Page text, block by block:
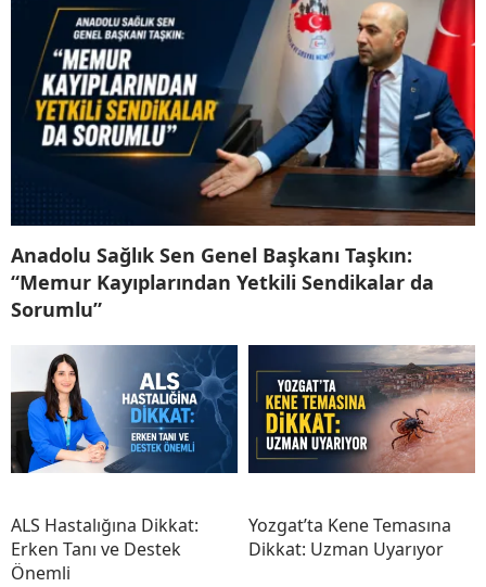
Anadolu Sağlık Sen Genel Başkanı Taşkın:
“Memur Kayıplarından Yetkili Sendikalar da
Sorumlu”
ALS Hastalığına Dikkat:
Erken Tanı ve Destek
Önemli
Yozgat’ta Kene Temasına
Dikkat: Uzman Uyarıyor